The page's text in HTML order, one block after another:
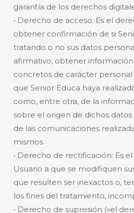
garantía de los derechos
• Derecho de acceso: Es el
obtener confirmación de si
tratando o no sus datos
afirmativo, obtener
concretos de carácter
que Senior Educa haya
como, entre otra, de la
sobre el origen de dichos datos
de las comunicaciones
mismos.
• Derecho de rectificación: Es
Usuario a que se modifiquen
que resulten ser inexactos o,
los fines del tratamiento,
• Derecho de supresión («el